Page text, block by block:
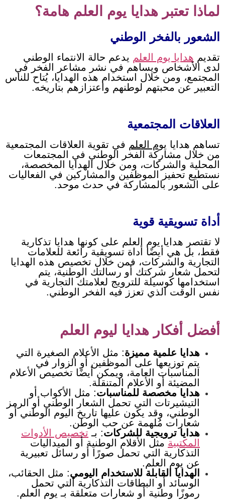
لماذا تعتبر هدايا يوم العلم هامة؟
الشعور بالفخر الوطني
تقديم هدايا يوم العلم يدعم حالة الانتماء الوطني
لدى الأشخاص ويساهم في نشر مشاعر الفخر في
المجتمع، ومن خلال استخدام هذه الهدايا، يُتاح للناس
التعبير عن محبتهم لوطنهم واعتزازهم بتاريخه.
العلاقات المجتمعية
تساهم هدايا يوم العلم في تقوية العلاقات المجتمعية
من خلال مشاركة الفخر الوطني في المجتمعات
المحلية والشركات، ومن خلال الهدايا المخصصة،
نستطيع تحفيز الموظفين والمشاركين في الفعاليات
على الشعور بالمشاركة في حدث موحد.
أداة تسويقية قوية
لا تقتصر هدايا يوم العلم على كونها هدايا تذكارية
فقط، بل هي أيضًا أداة تسويقية رائعة للعلامات
التجارية والشركات، فمن خلال تخصيص هذه الهدايا
لتحمل شعار شركتك أو رسالتك الوطنية، يتم
استخدامها كوسيلة للترويج لعلامتك التجارية في
نفس الوقت الذي تعزز فيه الفخر الوطني.
أفضل أفكار هدايا ليوم العلم
هدايا علمية مميزة: مثل الأعلام الصغيرة التي
يتم توزيعها على الموظفين أو الزوار في
المناسبات العامة، ويمكن أيضًا تخصيص الأعلام
المضيئة أو الأعلام المتنقلة.
هدايا مخصصة للمناسبات: مثل الأكواب أو
التيشيرتات التي تحمل الشعار الوطني أو الرمز
الوطني، وقد يكون عليها تاريخ اليوم الوطني أو
شعارات مُلهمة عن حب الوطن.
هدايا ترويجية للشركات: بـ تخصيص الأدوات
المكتبية مثل الأقلام الوطنية أو الميداليات
التذكارية التي تحمل صورًا أو رسائل تعبيرية
عن يوم العلم.
الهدايا القابلة للاستخدام اليومي: مثل الحقائب،
الوسائد أو البطاقات التذكارية التي تحمل
رموزًا وطنية أو شعارات متعلقة بـ يوم العلم.